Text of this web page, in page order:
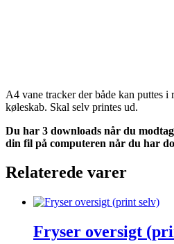
A4 vane tracker der både kan puttes i
køleskab. Skal selv printes ud.
Du har 3 downloads når du
din fil på computeren når du har
Relaterede varer
Fryser oversigt